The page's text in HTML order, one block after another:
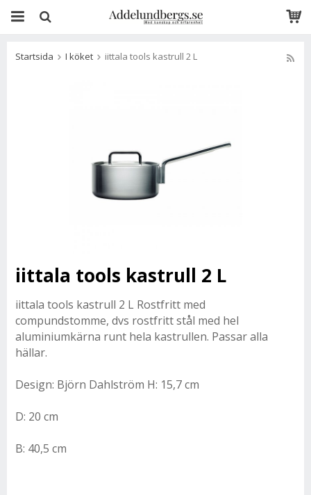
Startsida I köket iittala tools kastrull 2 L
iittala tools kastrull 2 L
iittala tools kastrull 2 L Rostfritt med
compundstomme, dvs rostfritt stål med hel
aluminiumkärna runt hela kastrullen. Passar alla
hällar.
Design: Björn Dahlström H: 15,7 cm
D: 20 cm
B: 40,5 cm